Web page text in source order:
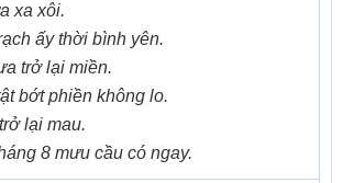
xa xôi.
ấy thời bình yên.
trở lại miền.
bớt phiền không lo.
lại mau.
8 mưu cầu có ngay.